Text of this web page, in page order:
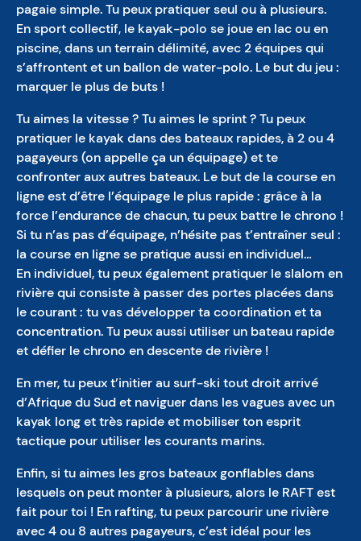
pagaie simple. Tu peux pratiquer seul ou à plusieurs.
En sport collectif, le kayak-polo se joue en lac ou en
piscine, dans un terrain délimité, avec 2 équipes qui
s’affrontent et un ballon de water-polo. Le but du jeu :
marquer le plus de buts !
Tu aimes la vitesse ? Tu aimes le sprint ? Tu peux
pratiquer le kayak dans des bateaux rapides, à 2 ou 4
pagayeurs (on appelle ça un équipage) et te
confronter aux autres bateaux. Le but de la course en
ligne est d’être l’équipage le plus rapide : grâce à la
force l’endurance de chacun, tu peux battre le chrono !
Si tu n’as pas d’équipage, n’hésite pas t’entraîner seul :
la course en ligne se pratique aussi en individuel…
En individuel, tu peux également pratiquer le slalom en
rivière qui consiste à passer des portes placées dans
le courant : tu vas développer ta coordination et ta
concentration. Tu peux aussi utiliser un bateau rapide
et défier le chrono en descente de rivière !
En mer, tu peux t’initier au surf-ski tout droit arrivé
d’Afrique du Sud et naviguer dans les vagues avec un
kayak long et très rapide et mobiliser ton esprit
tactique pour utiliser les courants marins.
Enfin, si tu aimes les gros bateaux gonflables dans
lesquels on peut monter à plusieurs, alors le RAFT est
fait pour toi ! En rafting, tu peux parcourir une rivière
avec 4 ou 8 autres pagayeurs, c’est idéal pour les